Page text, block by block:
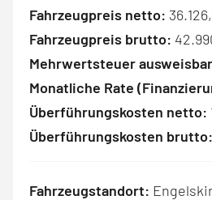
Fahrzeugpreis netto:
Fahrzeugpreis brutto:
Mehrwertsteuer
Monatliche Rate
Überführungskosten netto:
Überführungskosten brutto:
Fahrzeugstandort: